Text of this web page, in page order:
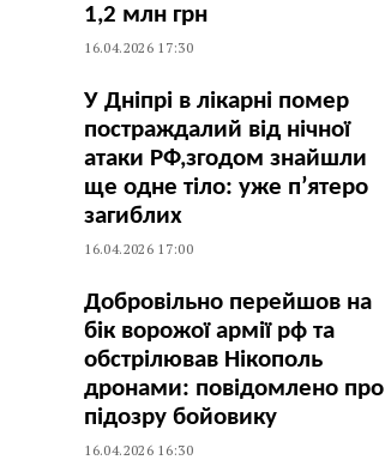
1,2 млн грн
16.04.2026 17:30
У Дніпрі в лікарні помер
постраждалий від нічної
атаки РФ,згодом знайшли
ще одне тіло: уже п’ятеро
загиблих
16.04.2026 17:00
Добровільно перейшов на
бік ворожої армії рф та
обстрілював Нікополь
дронами: повідомлено про
підозру бойовику
16.04.2026 16:30